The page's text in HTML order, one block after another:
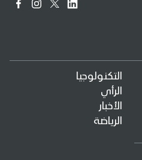
التكنولوجيا
الرأي
الأخبار
الرياضة